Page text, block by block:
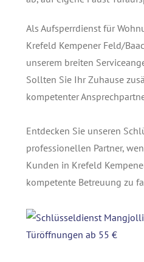
Als Aufsperrdienst für
Krefeld Kempener Feld/
unserem breiten
Sollten Sie Ihr Zuhause
kompetenter
Entdecken Sie unseren
professionellen Partner,
Kunden in Krefeld
kompetente Betreuung zu